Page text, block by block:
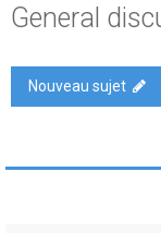
General
Nouveau sujet